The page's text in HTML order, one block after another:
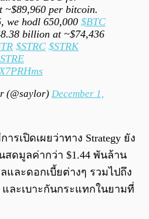
~$89,960 per bitcoin.
we hodl 650,000 $BTC
billion at ~$74,436
$STRC $STRK
(@saylor) December 1,
รเปิดเผยว่าทาง Strategy ยัง
สดมูลค่ากว่า $1.44 พันล้าน
และดอกเบี้ยต่างๆ รวมไปถึง
ละเบาะกันกระแทกในยามที่